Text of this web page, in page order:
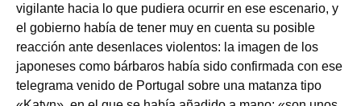
vigilante hacia lo que pudiera ocurrir en ese escenario, y
el gobierno había de tener muy en cuenta su posible
reacción ante desenlaces violentos: la imagen de los
japoneses como bárbaros había sido confirmada con ese
telegrama venido de Portugal sobre una matanza tipo